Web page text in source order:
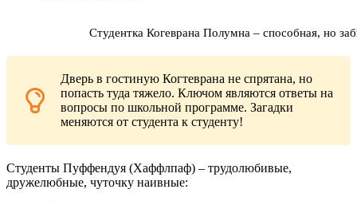
Студентка Когеврана Полумна – способная, но
Дверь в гостиную Когтеврана не спрятана, но
попасть туда тяжело. Ключом являются ответы на
вопросы по школьной программе. Загадки
меняются от студента к студенту!
Студенты Пуффендуя (Хаффлпаф) – трудолюбивые,
дружелюбные, чуточку наивные: